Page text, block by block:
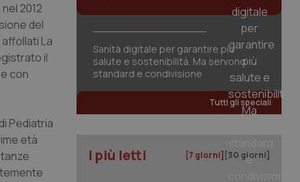
2012
del
La
il
con
Pediatria
età
Sanità digitale per garantire più
salute e sostenibilità. Ma servono
standard e condivisione
Tutti gli speciali
I più letti [7 giorni] [30 giorni]